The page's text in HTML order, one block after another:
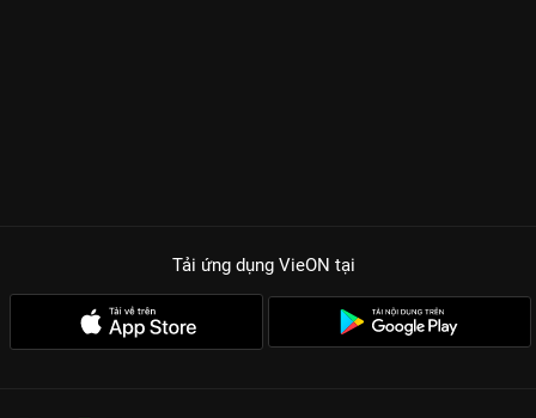
Tải ứng dụng VieON tại